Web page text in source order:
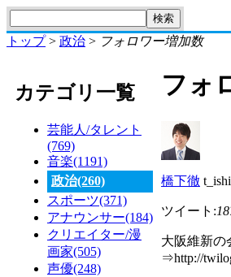
トップ> 政治 > フォロワー増加数
カテゴリ一覧
芸能人/タレント
(769)
音楽(1191)
政治(260)
スポーツ(371)
アナウンサー(184)
クリエイター/漫
画家(505)
声優(248)
フォ
橋下徹
ツイート:
大阪維新の
⇒http://